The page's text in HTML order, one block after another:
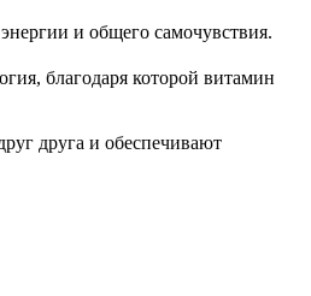
и общего самочувствия.
благодаря которой витамин
друга и обеспечивают